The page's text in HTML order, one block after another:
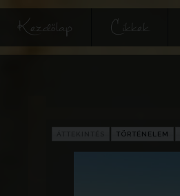
Kezdőlap Cikkek
TÖRTÉNELEM